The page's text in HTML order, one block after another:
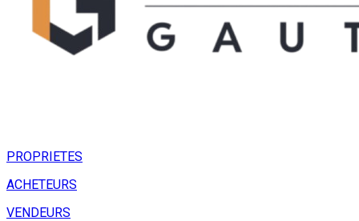
PROPRIETES
ACHETEURS
VENDEURS